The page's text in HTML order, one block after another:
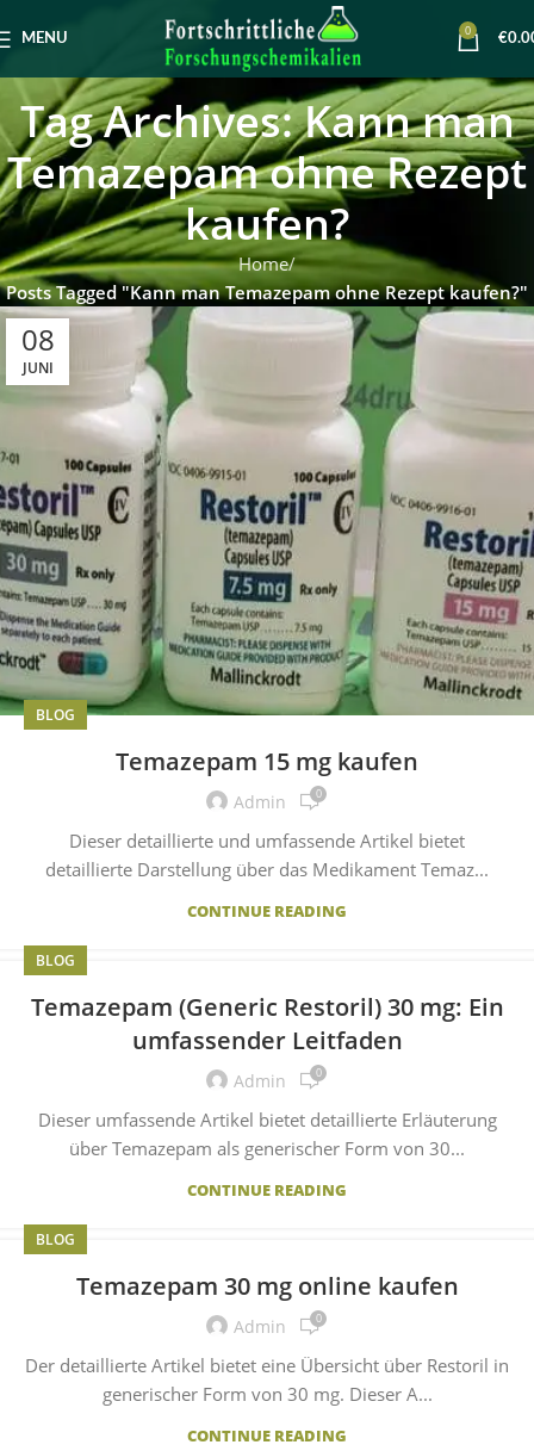
MENU
0
€
Tag Archives: Kann man
Temazepam ohne Rezept
kaufen?
Home
Posts Tagged "Kann man Temazepam ohne Rezept kaufen?"
08
JUNI
BLOG
Temazepam 15 mg kaufen
Admin 0
Dieser detaillierte und umfassende Artikel bietet
detaillierte Darstellung über das Medikament Temaz...
CONTINUE READING
BLOG
Temazepam (Generic Restoril) 30 mg: Ein
umfassender Leitfaden
Admin 0
Dieser umfassende Artikel bietet detaillierte Erläuterung
über Temazepam als generischer Form von 30...
CONTINUE READING
BLOG
Temazepam 30 mg online kaufen
Admin 0
Der detaillierte Artikel bietet eine Übersicht über Restoril in
generischer Form von 30 mg. Dieser A...
CONTINUE READING